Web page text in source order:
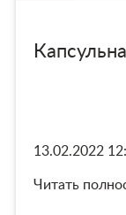
13.02.2022
Читать